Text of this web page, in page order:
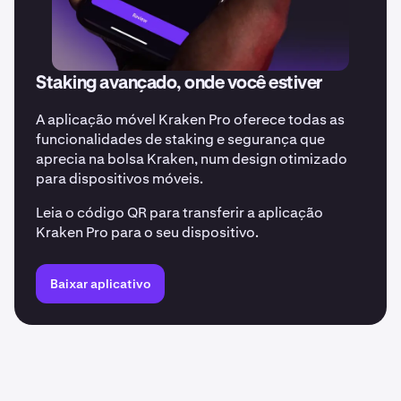
Staking avançado, onde você estiver
A aplicação móvel Kraken Pro oferece todas as
funcionalidades de staking e segurança que
aprecia na bolsa Kraken, num design otimizado
para dispositivos móveis.
Leia o código QR para transferir a aplicação
Kraken Pro para o seu dispositivo.
Baixar aplicativo